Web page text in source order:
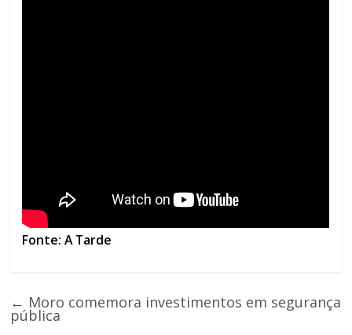
Fonte: A Tarde
← Moro comemora investimentos em segurança
pública